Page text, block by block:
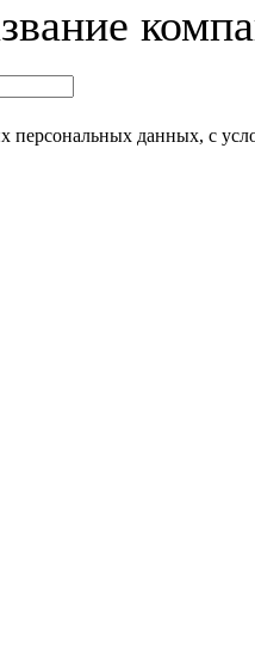
персональных данных, с